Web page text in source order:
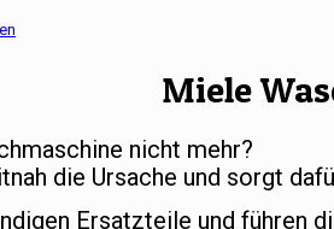
Miele
nicht mehr?
die Ursache und sorgt
Ersatzteile und führen